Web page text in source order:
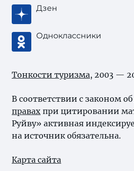
Дзен
Одноклассники
Тонкости туризма, 2003 —
В соответствии с законом об
правах при цитировании
Руйву» активная
на источник обязательна.
Карта сайта